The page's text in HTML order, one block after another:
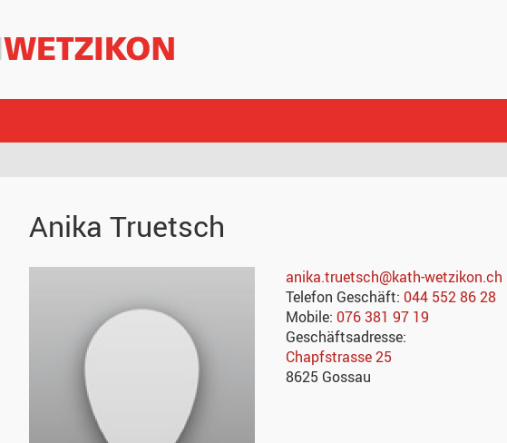
Anika Truetsch
anika.truetsch@kath-wetzikon.ch
Telefon Geschäft: 044 552 86 28
Mobile: 076 381 97 19
Geschäftsadresse:
Chapfstrasse 25
8625 Gossau